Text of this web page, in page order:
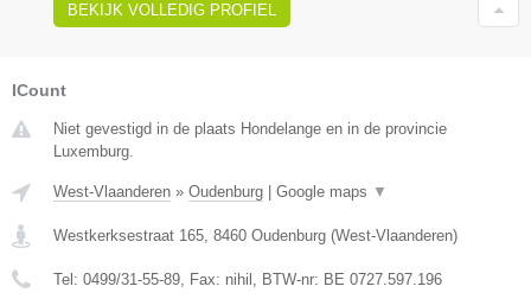
BEKIJK VOLLEDIG PROFIEL
ICount
Niet gevestigd in de plaats Hondelange en in de provincie
Luxemburg.
West-Vlaanderen » Oudenburg Google maps ▼
Westkerksestraat 165, 8460 Oudenburg (West-Vlaanderen)
Tel: 0499/31-55-89, Fax: nihil , BTW-nr: BE 0727.597.196